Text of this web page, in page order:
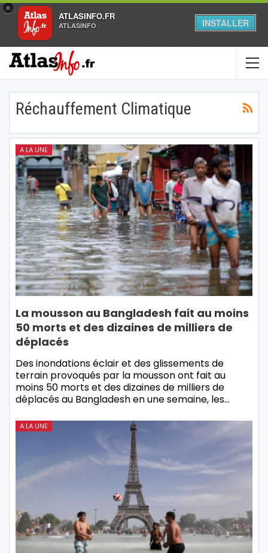
×
ATLASINFO.FR
ATLASINFO INSTALLER
Réchauffement Climatique
A LA UNE
La mousson au Bangladesh fait au moins
50 morts et des dizaines de milliers de
déplacés
Des inondations éclair et des glissements de
terrain provoqués par la mousson ont fait au
moins 50 morts et des dizaines de milliers de
déplacés au Bangladesh en une semaine, les…
A LA UNE